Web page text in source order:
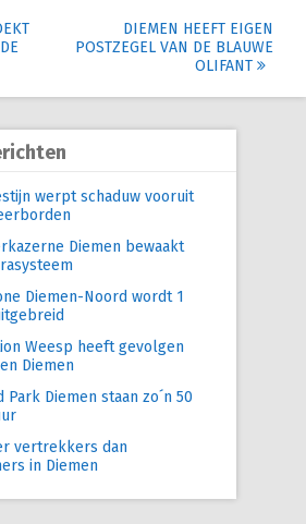
DIEMEN HEEFT EIGEN
POSTZEGEL VAN DE BLAUWE
OLIFANT
werpt schaduw vooruit
Diemen bewaakt
Diemen-Noord wordt 1
Weesp heeft gevolgen
Diemen
Park Diemen staan zo´n 50
vertrekkers dan
in Diemen